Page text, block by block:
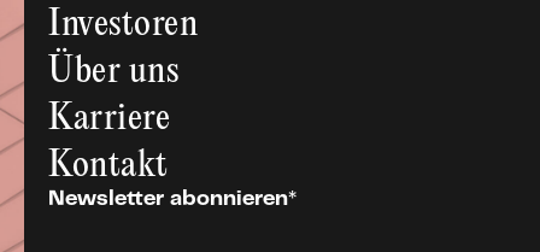
Investoren
Über uns
Karriere
Kontakt
Newsletter abonnieren*